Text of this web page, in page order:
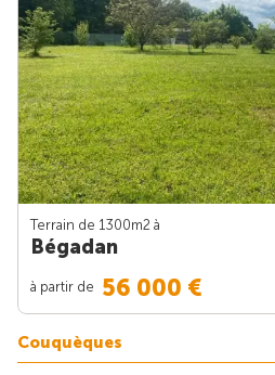
Terrain de 1300m2 à
Bégadan
à partir de 56 000 €
Couquèques